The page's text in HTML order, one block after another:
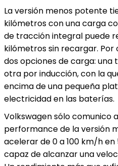
La versión menos potente
kilómetros con una carga
de tracción integral puede
kilómetros sin recargar.
dos opciones de carga:
otra por inducción, con la
encima de una pequeña
electricidad en las baterías.
Volkswagen sólo comunico
performance de la versión
acelerar de 0 a 100 km/h en
capaz de alcanzar una